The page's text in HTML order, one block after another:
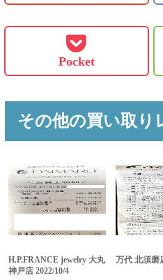
Pocket
その他の買い取り
H.P.FRANCE jewelry 大丸
神戸店 2022/10/4
万代 北須磨